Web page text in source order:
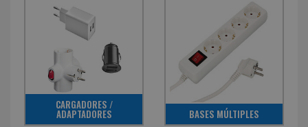
CARGADORES /
ADAPTADORES BASES MÚLTIPLES